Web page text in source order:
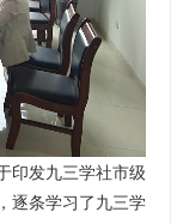
印发九三学社市级
逐条学习了九三学